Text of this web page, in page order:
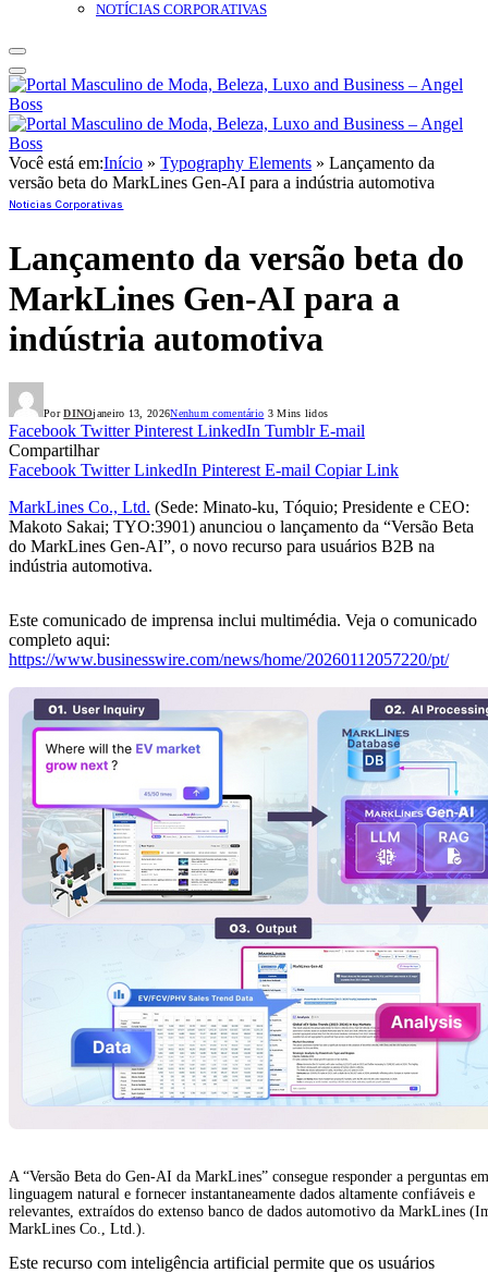
NOTÍCIAS CORPORATIVAS
Você está em:Início » Typography Elements » Lançamento da
versão beta do MarkLines Gen-AI para a indústria automotiva
Notícias Corporativas
Lançamento da versão beta do
MarkLines Gen-AI para a
indústria automotiva
Por DINOjaneiro 13, 2026Nenhum comentário 3 Mins lidos
Facebook Twitter Pinterest LinkedIn Tumblr E-mail
Compartilhar
Facebook Twitter LinkedIn Pinterest E-mail Copiar Link
MarkLines Co., Ltd. (Sede: Minato-ku, Tóquio; Presidente e CEO:
Makoto Sakai; TYO:3901) anunciou o lançamento da “Versão Beta
do MarkLines Gen-AI”, o novo recurso para usuários B2B na
indústria automotiva.
Este comunicado de imprensa inclui multimédia. Veja o comunicado
completo aqui:
https://www.businesswire.com/news/home/20260112057220/pt/
A “Versão Beta do Gen-AI da MarkLines” consegue responder a perguntas em
linguagem natural e fornecer instantaneamente dados altamente confiáveis e
relevantes, extraídos do extenso banco de dados automotivo da MarkLines
MarkLines Co., Ltd.).
Este recurso com inteligência artificial permite que os usuários